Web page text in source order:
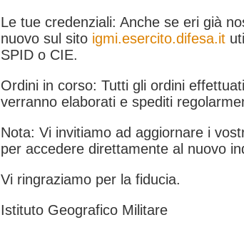
Le tue credenziali: Anche se eri già
nuovo sul sito igmi.esercito.difesa.it
SPID o CIE.
Ordini in corso: Tutti gli ordini
verranno elaborati e spediti
Nota: Vi invitiamo ad aggiornare i
per accedere direttamente al nuovo
Vi ringraziamo per la fiducia.
Istituto Geografico Militare